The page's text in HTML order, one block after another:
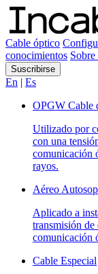
Cable óptico
conocimientos Sobre
Suscribirse
En | Es
OPGW Cable
Utilizado por
con una
comunicación
rayos.
Aéreo
Aplicado a
transmisión de
comunicación
Cable Especial